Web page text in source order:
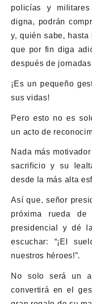
policías y
digna, podrán
y, quién sabe,
que por fin diga
después de
¡Es un pequeño
sus vidas!
Pero esto no es
un acto de
Nada más
sacrificio y su
desde la más alta
Así que, señor
próxima rueda de
presidencial y dé
escuchar: “¡El
nuestros héroes!”.
No solo será un
convertirá en el